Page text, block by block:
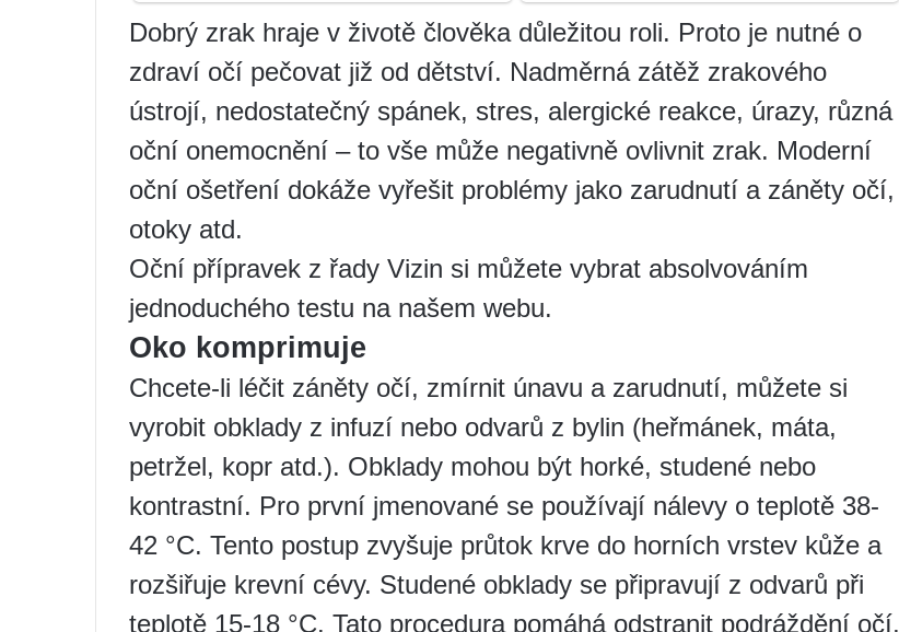
Dobrý zrak hraje v životě člověka důležitou roli. Proto je nutné o
zdraví očí pečovat již od dětství. Nadměrná zátěž zrakového
ústrojí, nedostatečný spánek, stres, alergické reakce, úrazy, různá
oční onemocnění – to vše může negativně ovlivnit zrak. Moderní
oční ošetření dokáže vyřešit problémy jako zarudnutí a záněty očí,
otoky atd.
Oční přípravek z řady Vizin si můžete vybrat absolvováním
jednoduchého testu na našem webu.
Oko komprimuje
Chcete-li léčit záněty očí, zmírnit únavu a zarudnutí, můžete si
vyrobit obklady z infuzí nebo odvarů z bylin (heřmánek, máta,
petržel, kopr atd.). Obklady mohou být horké, studené nebo
kontrastní. Pro první jmenované se používají nálevy o teplotě 38-
42 °C. Tento postup zvyšuje průtok krve do horních vrstev kůže a
rozšiřuje krevní cévy. Studené obklady se připravují z odvarů při
teplotě 15-18 °C. Tato procedura pomáhá odstranit podráždění očí,